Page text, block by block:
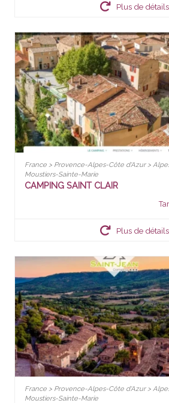
Plus de détails
France > Provence-Alpes-Côte d'Azur >
Moustiers-Sainte-Marie
CAMPING SAINT CLAIR
Plus de détails
France > Provence-Alpes-Côte d'Azur >
Moustiers-Sainte-Marie